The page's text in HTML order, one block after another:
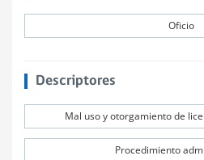
Oficio
Descriptores
Mal uso y otorgamiento de
Procedimiento